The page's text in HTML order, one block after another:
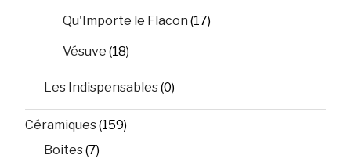
Qu'Importe le Flacon (17)
Vésuve (18)
Les Indispensables(0)
Céramiques(159)
Boites(7)